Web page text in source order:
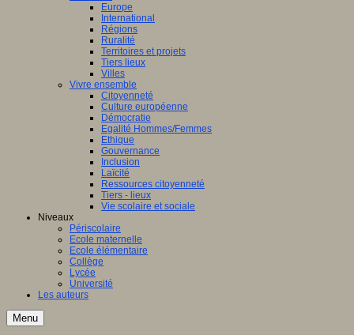
Europe
International
Régions
Ruralité
Territoires et projets
Tiers lieux
Villes
Vivre ensemble
Citoyenneté
Culture européenne
Démocratie
Egalité Hommes/Femmes
Ethique
Gouvernance
Inclusion
Laïcité
Ressources citoyenneté
Tiers - lieux
Vie scolaire et sociale
Niveaux
Périscolaire
Ecole maternelle
Ecole élémentaire
Collège
Lycée
Université
Les auteurs
Menu